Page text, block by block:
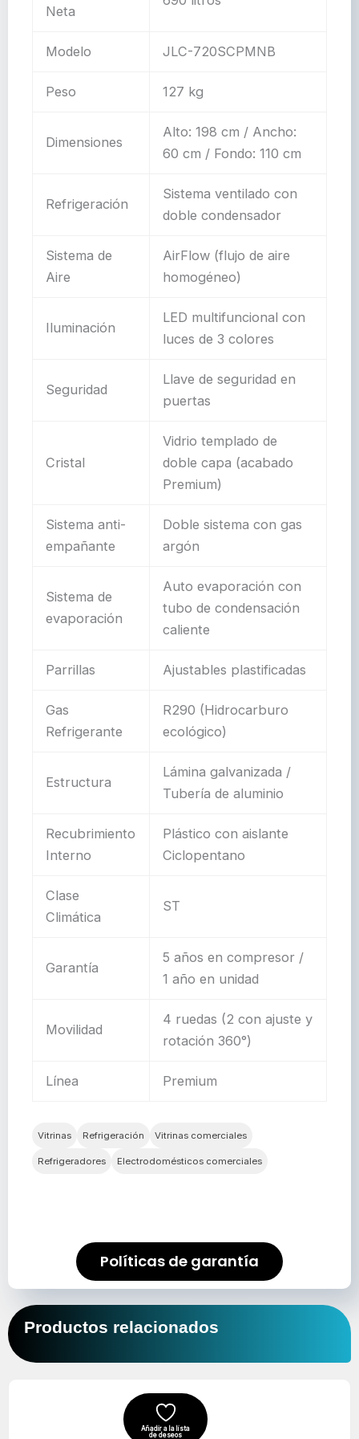
Neta
Modelo JLC-720SCPMNB
Peso 127 kg
Dimensiones
Alto: 198 cm / Ancho:
60 cm / Fondo: 110 cm
Refrigeración
Sistema ventilado con
doble condensador
Sistema de
Aire
AirFlow (flujo de aire
homogéneo)
Iluminación
LED multifuncional con
luces de 3 colores
Seguridad
Llave de seguridad en
puertas
Cristal
Vidrio templado de
doble capa (acabado
Premium)
Sistema anti-
empañante
Doble sistema con gas
argón
Sistema de
evaporación
Auto evaporación con
tubo de condensación
caliente
Parrillas Ajustables plastificadas
Gas
Refrigerante
R290 (Hidrocarburo
ecológico)
Estructura
Lámina galvanizada /
Tubería de aluminio
Recubrimiento
Interno
Plástico con aislante
Ciclopentano
Clase
Climática
ST
Garantía
5 años en compresor /
1 año en unidad
Movilidad
4 ruedas (2 con ajuste y
rotación 360°)
Línea Premium
Vitrinas Refrigeración Vitrinas comerciales
Refrigeradores Electrodomésticos comerciales
Políticas de garantía
Productos relacionados
Añadir a la lista
de deseos
precio
original